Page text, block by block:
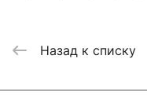
Назад к списку